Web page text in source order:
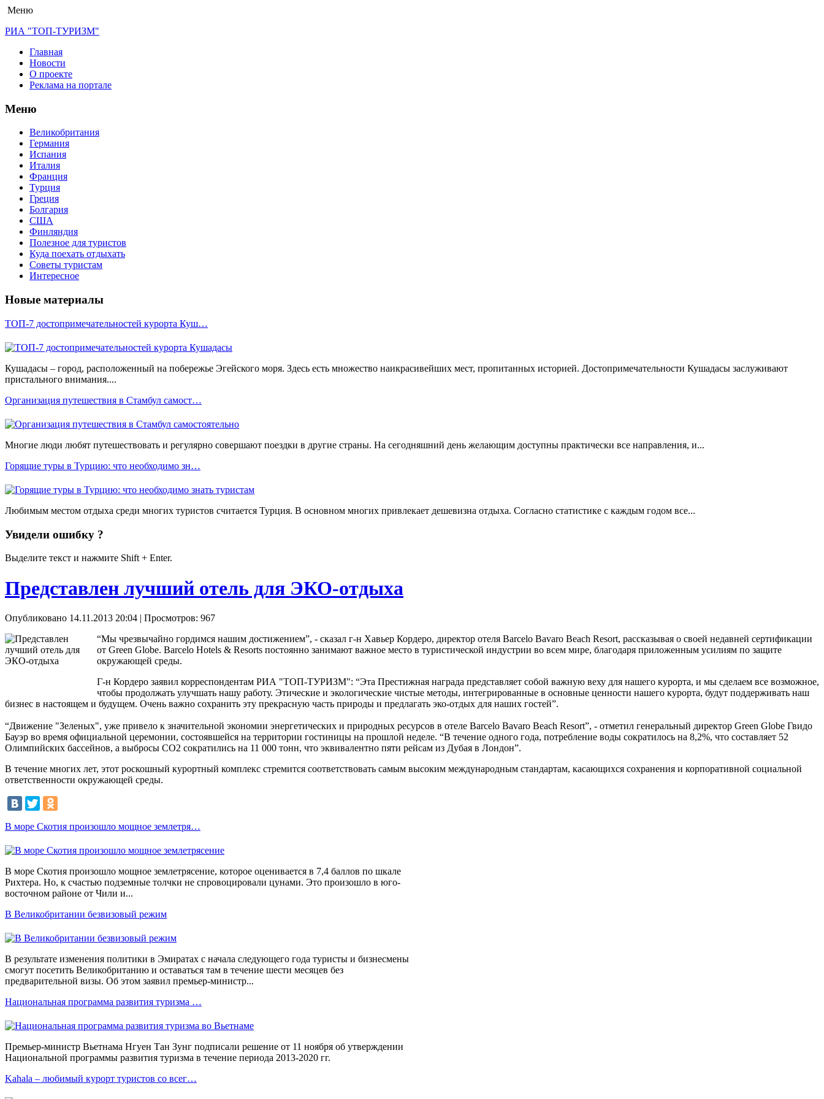
Меню
РИА "ТОП-ТУРИЗМ"
Главная
Новости
О проекте
Реклама на портале
Меню
Великобритания
Германия
Испания
Италия
Франция
Турция
Греция
Болгария
США
Финляндия
Полезное для туристов
Куда поехать отдыхать
Советы туристам
Интересное
Новые материалы
ТОП-7 достопримечательностей курорта Куш…
Кушадасы – город, расположенный на побережье Эгейского моря. Здесь есть множество наикрасивейших мест, пропитанных историей. Достопримечательности Кушадасы заслуживают
пристального внимания....
Организация путешествия в Стамбул самост…
Многие люди любят путешествовать и регулярно совершают поездки в другие страны. На сегодняшний день желающим доступны практически все направления, и...
Горящие туры в Турцию: что необходимо зн…
Любимым местом отдыха среди многих туристов считается Турция. В основном многих привлекает дешевизна отдыха. Согласно статистике с каждым годом все...
Увидели ошибку ?
Выделите текст и нажмите Shift + Enter.
Представлен лучший отель для ЭКО-отдыха
Опубликовано 14.11.2013 20:04 | Просмотров: 967
“Мы чрезвычайно гордимся нашим достижением”, - сказал г-н Хавьер Кордеро, директор отеля Barcelo Bavaro Beach Resort, рассказывая о своей недавней сертификации
от Green Globe. Barcelo Hotels & Resorts постоянно занимают важное место в туристической индустрии во всем мире, благодаря приложенным усилиям по защите
окружающей среды.
Г-н Кордеро заявил корреспондентам РИА "ТОП-ТУРИЗМ": “Эта Престижная награда представляет собой важную веху для нашего курорта, и мы сделаем все возможное,
чтобы продолжать улучшать нашу работу. Этические и экологические чистые методы, интегрированные в основные ценности нашего курорта, будут поддерживать наш
бизнес в настоящем и будущем. Очень важно сохранить эту прекрасную часть природы и предлагать эко-отдых для наших гостей”.
“Движение "Зеленых", уже привело к значительной экономии энергетических и природных ресурсов в отеле Barcelo Bavaro Beach Resort”, - отметил генеральный директор Green Globe Гвидо
Бауэр во время официальной церемонии, состоявшейся на территории гостиницы на прошлой неделе. “В течение одного года, потребление воды сократилось на 8,2%, что составляет 52
Олимпийских бассейнов, а выбросы CO2 сократились на 11 000 тонн, что эквивалентно пяти рейсам из Дубая в Лондон”.
В течение многих лет, этот роскошный курортный комплекс стремится соответствовать самым высоким международным стандартам, касающихся сохранения и корпоративной социальной
ответственности окружающей среды.
В море Скотия произошло мощное землетря…
В море Скотия произошло мощное землетрясение, которое оценивается в 7,4 баллов по шкале
Рихтера. Но, к счастью подземные толчки не спровоцировали цунами. Это произошло в юго-
восточном районе от Чили и...
В Великобритании безвизовый режим
В результате изменения политики в Эмиратах с начала следующего года туристы и бизнесмены
смогут посетить Великобританию и оставаться там в течение шести месяцев без
предварительной визы. Об этом заявил премьер-министр...
Национальная программа развития туризма …
Премьер-министр Вьетнама Нгуен Тан Зунг подписали решение от 11 ноября об утверждении
Национальной программы развития туризма в течение периода 2013-2020 гг.
Kahala – любимый курорт туристов со всег…